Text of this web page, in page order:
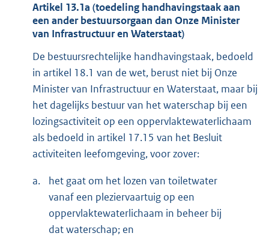
Artikel 13.1a (toedeling handhavingstaak aan
een ander bestuursorgaan dan Onze Minister
van Infrastructuur en Waterstaat)
De bestuursrechtelijke handhavingstaak, bedoeld
in artikel 18.1 van de wet, berust niet bij Onze
Minister van Infrastructuur en Waterstaat, maar bij
het dagelijks bestuur van het waterschap bij een
lozingsactiviteit op een oppervlaktewaterlichaam
als bedoeld in artikel 17.15 van het Besluit
activiteiten leefomgeving, voor zover:
a.
het gaat om het lozen van toiletwater
vanaf een pleziervaartuig op een
oppervlaktewaterlichaam in beheer bij
dat waterschap; en